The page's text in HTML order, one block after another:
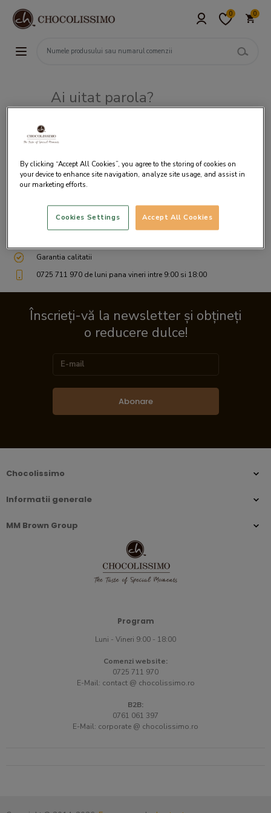
0 0
Ai uitat parola?
Livrare gratuita incepand cu 200 lei
Garantia calitatii
0725 711 970 de luni pana vineri intre 9:00 si 18:00
Înscrieți-vă la newsletter și obțineți
o reducere dulce!
Abonare
Chocolissimo
Informatii generale
MM Brown Group
Program
Luni - Vineri 9:00 - 18:00
Comenzi website:
0725 711 970
E-Mail: contact @ chocolissimo.ro
B2B:
0761 061 397
E-Mail: corporate @ chocolissimo.ro
By clicking “Accept All Cookies”, you agree to the storing of cookies on
your device to enhance site navigation, analyze site usage, and assist in
our marketing efforts.
Accept All Cookies
Cookies Settings